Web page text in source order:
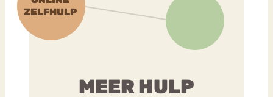
MEER HULP